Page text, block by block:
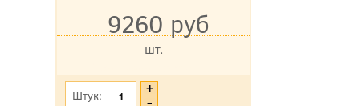
9260 руб
шт.
Штук: